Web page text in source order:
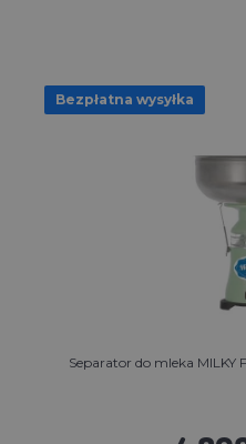
Bezpłatna wysyłka
Separator do mleka MILKY